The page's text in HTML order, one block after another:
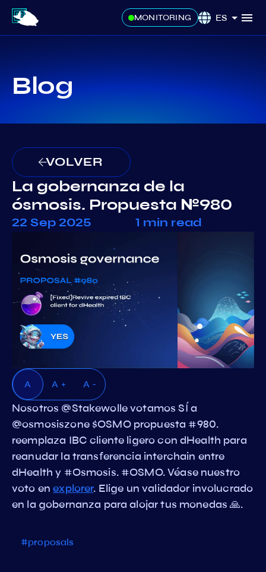
MONITORING ES
Blog
VOLVER
La gobernanza de la
ósmosis. Propuesta №980
22 Sep 2025 1 min read
A A + A -
Nosotros @Stakewolle votamos SÍ a
@osmosiszone $OSMO propuesta #980.
reemplaza IBC cliente ligero con dHealth para
reanudar la transferencia interchain entre
dHealth y #Osmosis. #OSMO. Véase nuestro
voto enexplorer. Elige un validador involucrado
en la gobernanza para alojar tus monedas 🙏.
#proposals